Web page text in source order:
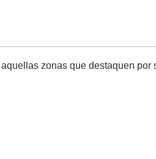
zonas que destaquen por